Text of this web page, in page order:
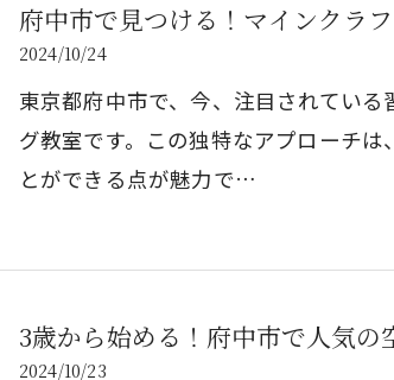
府中市で見つける！マインクラ
2024/10/24
東京都府中市で、今、注目されてい
グ教室です。この独特なアプローチ
とができる点が魅力で…
3歳から始める！府中市で人気の
2024/10/23